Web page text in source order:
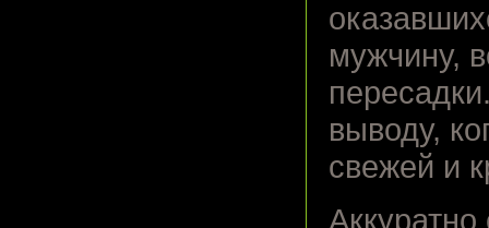
мужчину,
выводу,
свежей и